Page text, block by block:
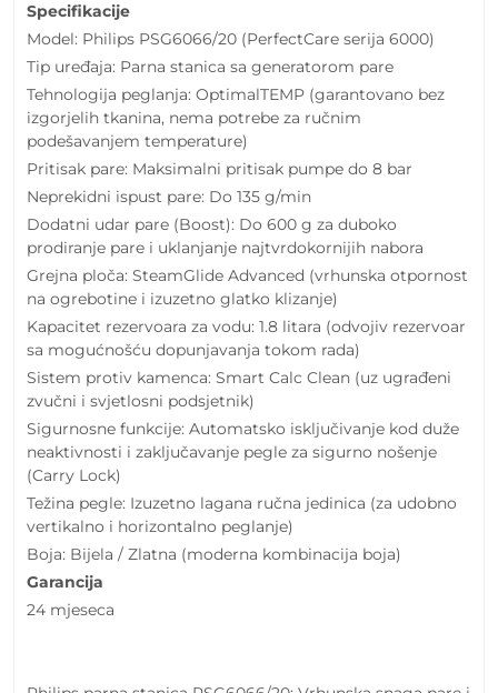
Specifikacije
Model: Philips PSG6066/20 (PerfectCare serija 6000)
Tip uređaja: Parna stanica sa generatorom pare
Tehnologija peglanja: OptimalTEMP (garantovano bez
izgorjelih tkanina, nema potrebe za ručnim
podešavanjem temperature)
Pritisak pare: Maksimalni pritisak pumpe do 8 bar
Neprekidni ispust pare: Do 135 g/min
Dodatni udar pare (Boost): Do 600 g za duboko
prodiranje pare i uklanjanje najtvrdokornijih nabora
Grejna ploča: SteamGlide Advanced (vrhunska otpornost
na ogrebotine i izuzetno glatko klizanje)
Kapacitet rezervoara za vodu: 1.8 litara (odvojiv rezervoar
sa mogućnošću dopunjavanja tokom rada)
Sistem protiv kamenca: Smart Calc Clean (uz ugrađeni
zvučni i svjetlosni podsjetnik)
Sigurnosne funkcije: Automatsko isključivanje kod duže
neaktivnosti i zaključavanje pegle za sigurno nošenje
(Carry Lock)
Težina pegle: Izuzetno lagana ručna jedinica (za udobno
vertikalno i horizontalno peglanje)
Boja: Bijela / Zlatna (moderna kombinacija boja)
Garancija
24 mjeseca